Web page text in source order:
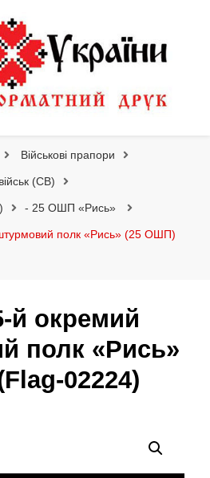
Військові прапори
(СВ)
- 25 ОШП «Рись»
полк «Рись» (25 ОШП)
й окремий
полк «Рись»
02224)